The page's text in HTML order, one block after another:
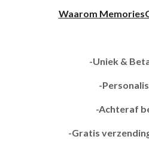
Waarom
-Uniek &
-
-Achteraf
-Gratis